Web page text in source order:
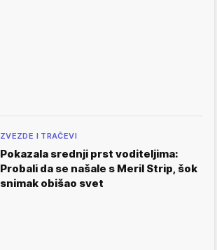
ZVEZDE I TRAČEVI
Pokazala srednji prst voditeljima:
Probali da se našale s Meril Strip, šok
snimak obišao svet